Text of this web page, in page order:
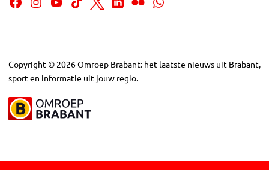
Copyright © 2026Omroep Brabant: het laatste nieuws uit Brabant,
sport en informatie uit jouw regio.